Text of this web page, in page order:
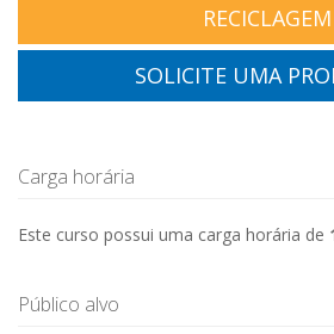
RECICLAGEM
SOLICITE UMA
Carga horária
Este curso possui uma carga horária de
Público alvo